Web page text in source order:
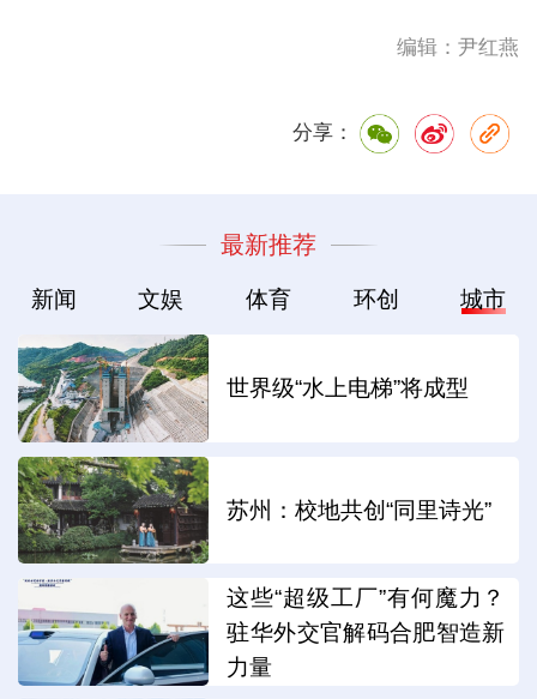
编辑：尹红燕
分享：
最新推荐
新闻 文娱 体育 环创 城市
世界级“水上电梯”将成型
苏州：校地共创“同里诗光”
这些“超级工厂”有何魔力？
驻华外交官解码合肥智造新
力量